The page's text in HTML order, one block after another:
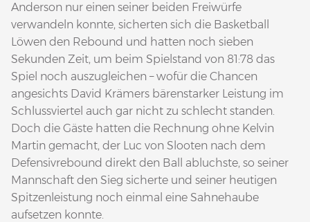
Anderson nur einen seiner beiden Freiwürfe
verwandeln konnte, sicherten sich die Basketball
Löwen den Rebound und hatten noch sieben
Sekunden Zeit, um beim Spielstand von 81:78 das
Spiel noch auszugleichen – wofür die Chancen
angesichts David Krämers bärenstarker Leistung im
Schlussviertel auch gar nicht zu schlecht standen.
Doch die Gäste hatten die Rechnung ohne Kelvin
Martin gemacht, der Luc von Slooten nach dem
Defensivrebound direkt den Ball abluchste, so seiner
Mannschaft den Sieg sicherte und seiner heutigen
Spitzenleistung noch einmal eine Sahnehaube
aufsetzen konnte.